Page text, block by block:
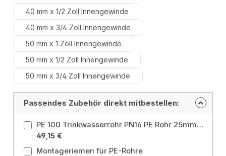
40 mm x 1/2 Zoll Innengewinde
40 mm x 3/4 Zoll Innengewinde
50 mm x 1 Zoll Innengewinde
50 mm x 1/2 Zoll Innengewinde
50 mm x 3/4 Zoll Innengewinde
Passendes Zubehör direkt mitbestellen:
PE 100 Trinkwasserrohr PN16 PE Rohr 25mm 3/4" 50m DVGW Größe: Ø25 mm x 50 m
49,15 €
Montageriemen für PE-Rohre